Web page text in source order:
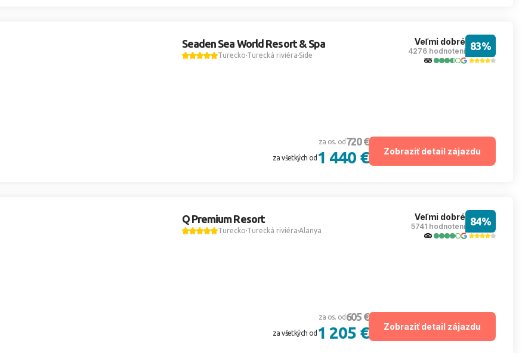
Seaden Sea World Resort & Spa
TureckoTurecká riviéraSide
Veľmi dobré
4276 hodnotení 83%
za os. od 720 €
za všetkých od 1 440 € Zobraziť detail zájazdu
Q Premium Resort
TureckoTurecká riviéraAlanya
Veľmi dobré
5741 hodnotení 84%
za os. od 605 €
za všetkých od 1 205 € Zobraziť detail zájazdu